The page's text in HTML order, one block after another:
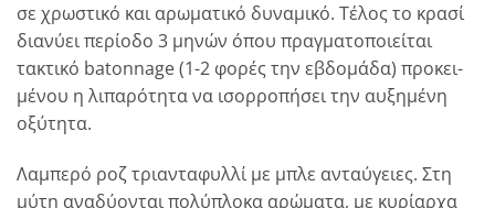
σε χρωστικό και αρωματικό δυναμικό. Τέλος το κρασί
διανύει περίοδο 3 μηνών όπου πραγματοποιείται
τακτικό batonnage (1-2 φορές την εβδομάδα) προκει-
μένου η λιπαρότητα να ισορροπήσει την αυξημένη
οξύτητα.
Λαμπερό ροζ τριανταφυλλί με μπλε ανταύγειες. Στη
μύτη αναδύονται πολύπλοκα αρώματα, με κυρίαρχα